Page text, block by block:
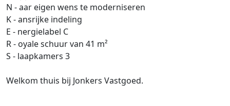
N - aar eigen wens te moderniseren
K - ansrijke indeling
E - nergielabel C
R - oyale schuur van 41 m²
S - laapkamers 3
Welkom thuis bij Jonkers Vastgoed.